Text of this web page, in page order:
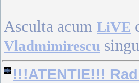
Asculta acum LiVE
Vladmimirescu singu
!!!ATENTIE!!!